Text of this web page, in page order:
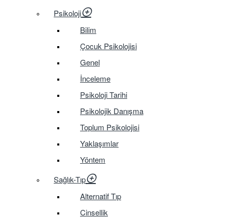
Psikoloji
Bilim
Çocuk Psikolojisi
Genel
İnceleme
Psikoloji Tarihi
Psikolojik Danışma
Toplum Psikolojisi
Yaklaşımlar
Yöntem
Sağlık-Tıp
Alternatif Tıp
Cinsellik